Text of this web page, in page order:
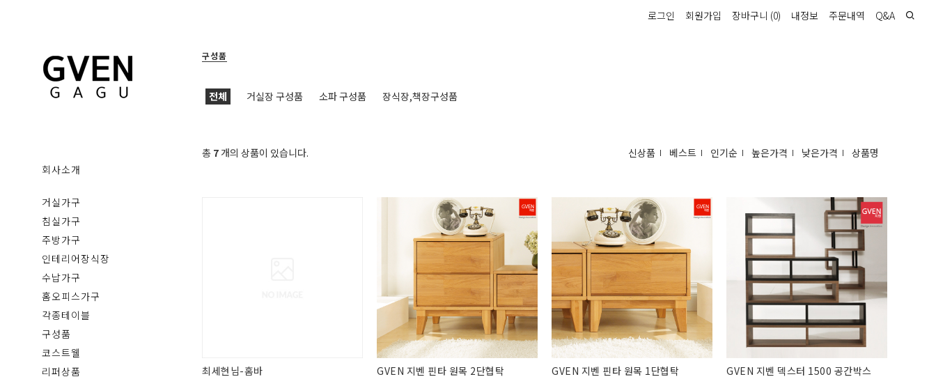
로그인 회원가입 장바구니 (0) 내정보 주문내역 Q&A
회사소개
거실가구
침실가구
주방가구
인테리어장식장
수납가구
홈오피스가구
각종테이블
구성품
코스트웰
리퍼상품
구성품
전체 거실장 구성품 소파 구성품 장식장,책장구성품
총 7 개의 상품이 있습니다. 신상품 베스트 인기순 높은가격 낮은가격 상품명
최세현님-홈바 GVEN 지벤 핀타 원목 2단협탁 GVEN 지벤 핀타 원목 1단협탁 GVEN 지벤 덱스터 1500 공간박스